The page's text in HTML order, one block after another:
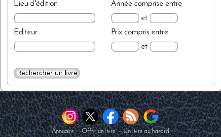
Lieu d'édition
Editeur
Annéecomprise entre
et
Prixcompris entre
et
Annuaire-Offrir un livre-Un livre au hasard